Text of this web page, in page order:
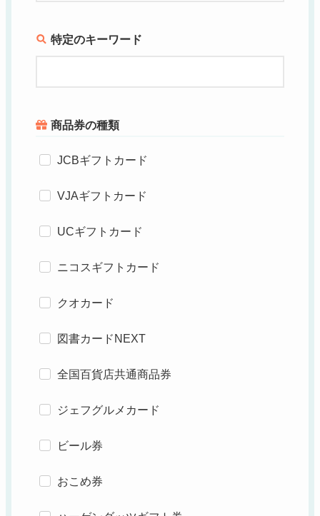
特定のキーワード
商品券の種類
JCBギフトカード
VJAギフトカード
UCギフトカード
ニコスギフトカード
クオカード
図書カードNEXT
全国百貨店共通商品券
ジェフグルメカード
ビール券
おこめ券